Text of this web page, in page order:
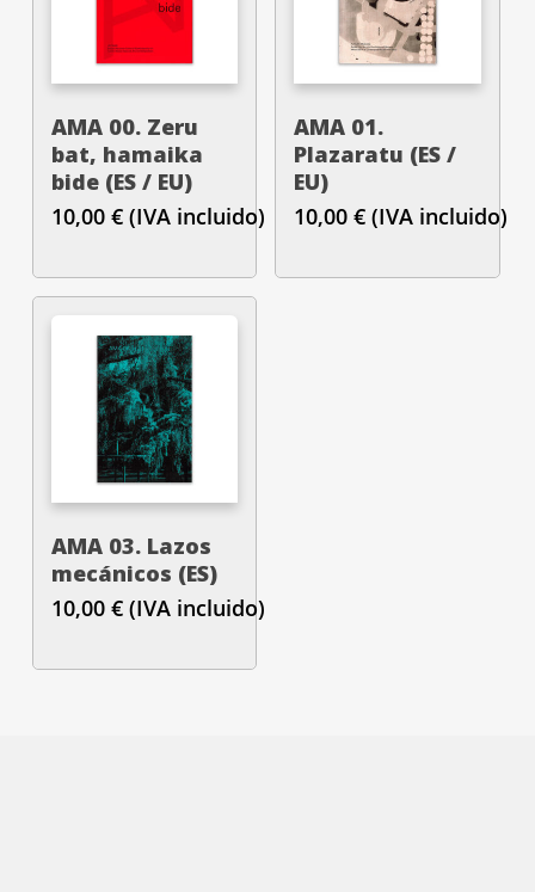
AMA 00. Zeru
bat, hamaika
bide (ES / EU)
10,00 € (IVA incluido)
AMA 01.
Plazaratu (ES /
EU)
10,00€ (IVA incluido)
AMA 03. Lazos
mecánicos (ES)
10,00 € (IVA incluido)